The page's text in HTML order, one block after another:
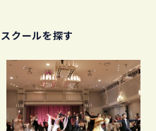
クールを探す